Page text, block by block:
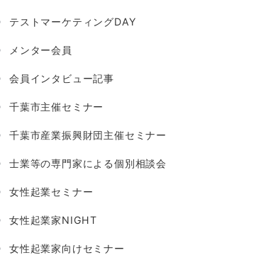
テストマーケティングDAY
メンター会員
会員インタビュー記事
千葉市主催セミナー
千葉市産業振興財団主催セミナー
士業等の専門家による個別相談会
女性起業セミナー
女性起業家NIGHT
女性起業家向けセミナー